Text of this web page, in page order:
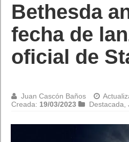
Bethesda
fecha de
oficial de
Juan Cascón Baños
Creada: 19/03/2023 Destacada ,